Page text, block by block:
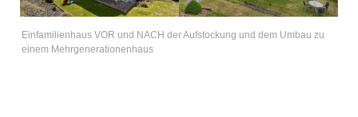
Einfamilienhaus VOR und NACH der Aufstockung und dem Umbau zu
einem Mehrgenerationenhaus